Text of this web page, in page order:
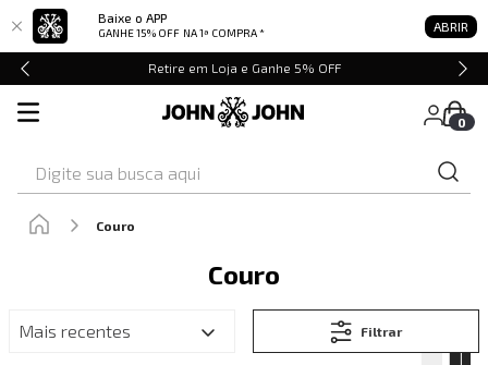
Baixe o APP
GANHE 15% OFF NA 1ª COMPRA * ABRIR
Retire em Loja e Ganhe 5% OFF
0
Couro
Couro
Mais recentes Filtrar